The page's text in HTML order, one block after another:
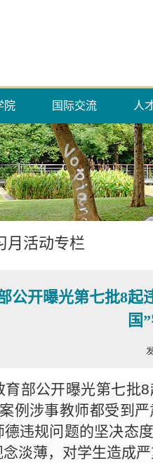
院 国际交流 人
月活动专栏
公开曝光第七批8起
国
育部公开曝光第七批8
例涉事教师都受到
德违规问题的坚决态
淡薄，对学生造成